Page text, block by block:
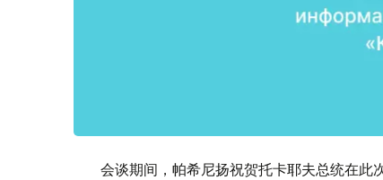
会谈期间，帕希尼扬祝贺托卡耶夫总统在此